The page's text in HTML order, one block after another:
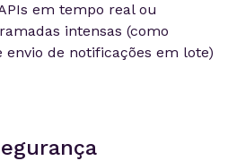
em tempo real ou
intensas (como
de notificações em lote)